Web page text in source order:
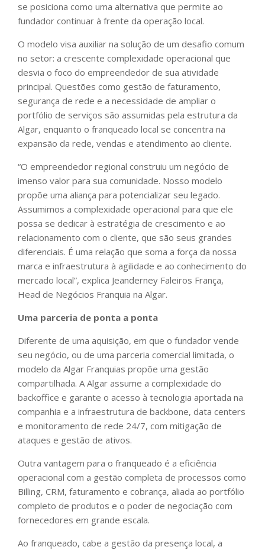
se posiciona como uma alternativa que permite ao
fundador continuar à frente da operação local.
O modelo visa auxiliar na solução de um desafio comum
no setor: a crescente complexidade operacional que
desvia o foco do empreendedor de sua atividade
principal. Questões como gestão de faturamento,
segurança de rede e a necessidade de ampliar o
portfólio de serviços são assumidas pela estrutura da
Algar, enquanto o franqueado local se concentra na
expansão da rede, vendas e atendimento ao cliente.
“O empreendedor regional construiu um negócio de
imenso valor para sua comunidade. Nosso modelo
propõe uma aliança para potencializar seu legado.
Assumimos a complexidade operacional para que ele
possa se dedicar à estratégia de crescimento e ao
relacionamento com o cliente, que são seus grandes
diferenciais. É uma relação que soma a força da nossa
marca e infraestrutura à agilidade e ao conhecimento do
mercado local”, explica Jeanderney Faleiros França,
Head de Negócios Franquia na Algar.
Uma parceria de ponta a ponta
Diferente de uma aquisição, em que o fundador vende
seu negócio, ou de uma parceria comercial limitada, o
modelo da Algar Franquias propõe uma gestão
compartilhada. A Algar assume a complexidade do
backoffice e garante o acesso à tecnologia aportada na
companhia e a infraestrutura de backbone, data centers
e monitoramento de rede 24/7, com mitigação de
ataques e gestão de ativos.
Outra vantagem para o franqueado é a eficiência
operacional com a gestão completa de processos como
Billing, CRM, faturamento e cobrança, aliada ao portfólio
completo de produtos e o poder de negociação com
fornecedores em grande escala.
Ao franqueado, cabe a gestão da presença local, a